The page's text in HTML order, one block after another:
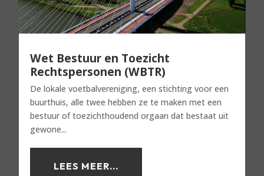
Wet Bestuur en Toezicht
Rechtspersonen (WBTR)
De lokale voetbalvereniging, een stichting voor een
buurthuis, alle twee hebben ze te maken met een
bestuur of toezichthoudend orgaan dat bestaat uit
gewone...
LEES MEER...